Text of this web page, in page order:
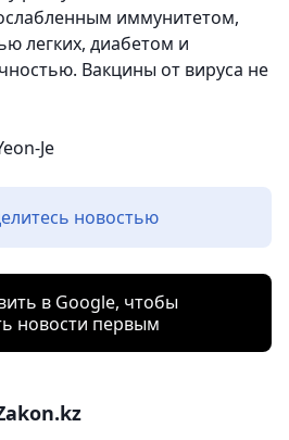
иммунитетом,
легких, диабетом и
Вакцины от вируса не
Je
новостью
в Google, чтобы
новости первым